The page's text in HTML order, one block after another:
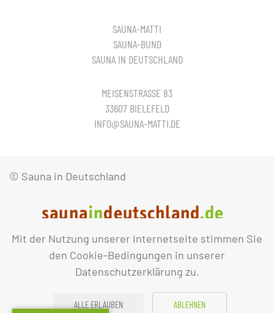
Mit der Nutzung unserer Internetseite stimmen Sie
den Cookie-Bedingungen in unserer
Datenschutzerklärung zu.
ALLE ERLAUBEN ABLEHNEN
SAUNA-MATTI
SAUNA-BUND
SAUNA IN DEUTSCHLAND
MEISENSTRASSE 83
33607 BIELEFELD
INFO@SAUNA-MATTI.DE
© Sauna in Deutschland
IMPRESSUM DATENSCHUTZ